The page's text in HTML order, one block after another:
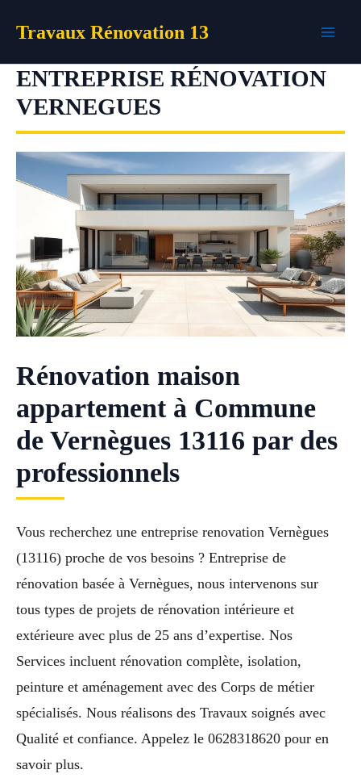
Travaux Rénovation 13
ENTREPRISE RÉNOVATION
VERNEGUES
Rénovation maison
appartement à Commune
de Vernègues 13116 par des
professionnels
Vous recherchez une entreprise renovation Vernègues
(13116) proche de vos besoins ? Entreprise de
rénovation basée à Vernègues, nous intervenons sur
tous types de projets de rénovation intérieure et
extérieure avec plus de 25 ans d’expertise. Nos
Services incluent rénovation complète, isolation,
peinture et aménagement avec des Corps de métier
spécialisés. Nous réalisons des Travaux soignés avec
Qualité et confiance. Appelez le 0628318620 pour en
savoir plus.